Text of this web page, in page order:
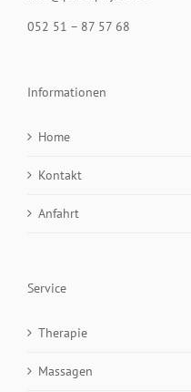
052 51 – 87 57 68
Informationen
Home
Kontakt
Anfahrt
Service
Therapie
Massagen